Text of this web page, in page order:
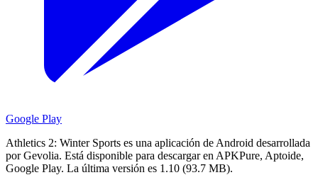
Google Play
Athletics 2: Winter Sports es una aplicación de Android desarrollada
por Gevolia. Está disponible para descargar en APKPure, Aptoide,
Google Play. La última versión es 1.10 (93.7 MB).